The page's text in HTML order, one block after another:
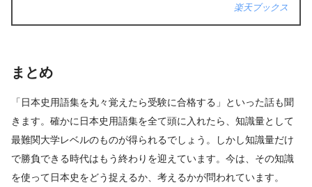
楽天ブックス
まとめ
「日本史用語集を丸々覚えたら受験に合格する」といった話も聞
きます。確かに日本史用語集を全て頭に入れたら、知識量として
最難関大学レベルのものが得られるでしょう。しかし知識量だけ
で勝負できる時代はもう終わりを迎えています。今は、その知識
を使って日本史をどう捉えるか、考えるかが問われています。